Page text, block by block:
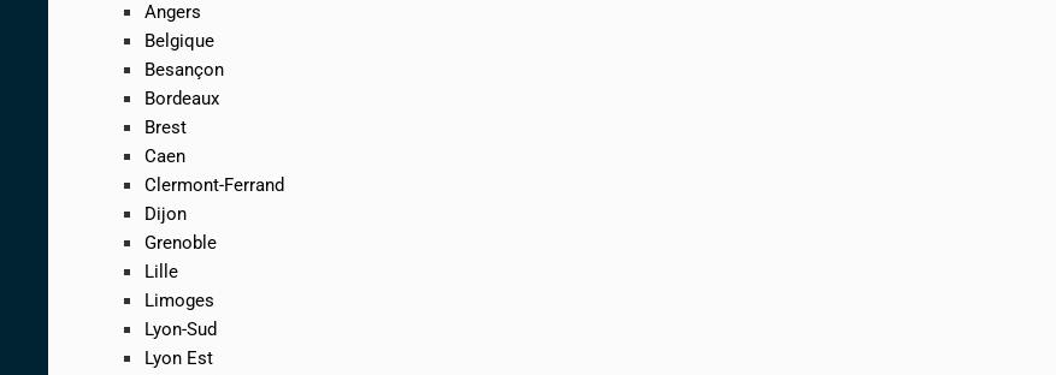
Angers
Belgique
Besançon
Bordeaux
Brest
Caen
Clermont-Ferrand
Dijon
Grenoble
Lille
Limoges
Lyon-Sud
Lyon Est